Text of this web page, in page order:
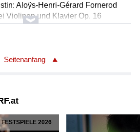
Aloÿs-Henri-Gérard Fornerod
Violinen und Klavier Op. 16
Tschopp (Violine), Mirjam Tschopp
über Themen von Johann
Grosvenor (Klavier)
Seitenanfang
IM GESPRÄCH